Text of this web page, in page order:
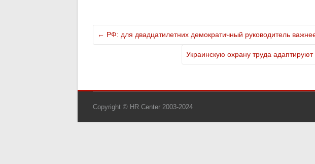
← РФ: для двадцатилетних демократичный руководитель
Украинскую охрану труда
Copyright © HR Center 2003-2024